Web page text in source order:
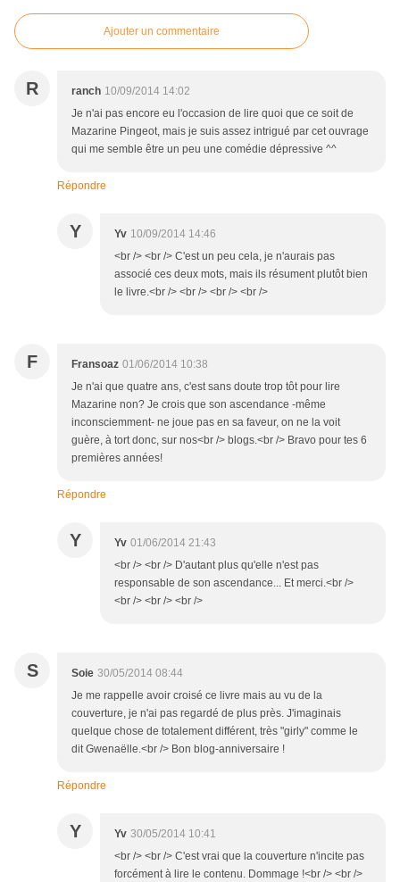
Ajouter un commentaire
R ranch 10/09/2014 14:02
Je n'ai pas encore eu l'occasion de lire quoi que ce soit de
Mazarine Pingeot, mais je suis assez intrigué par cet ouvrage
qui me semble être un peu une comédie dépressive ^^
Répondre
Y Yv 10/09/2014 14:46
<br /> <br /> C'est un peu cela, je n'aurais pas
associé ces deux mots, mais ils résument plutôt bien
le livre.<br /> <br /> <br /> <br />
F Fransoaz 01/06/2014 10:38
Je n'ai que quatre ans, c'est sans doute trop tôt pour lire
Mazarine non? Je crois que son ascendance -même
inconsciemment- ne joue pas en sa faveur, on ne la voit
guère, à tort donc, sur nos<br /> blogs.<br /> Bravo pour tes 6
premières années!
Répondre
Y Yv 01/06/2014 21:43
<br /> <br /> D'autant plus qu'elle n'est pas
responsable de son ascendance... Et merci.<br />
<br /> <br /> <br />
S Soie 30/05/2014 08:44
Je me rappelle avoir croisé ce livre mais au vu de la
couverture, je n'ai pas regardé de plus près. J'imaginais
quelque chose de totalement différent, très "girly" comme le
dit Gwenaëlle.<br /> Bon blog-anniversaire !
Répondre
Y Yv 30/05/2014 10:41
<br /> <br /> C'est vrai que la couverture n'incite pas
forcément à lire le contenu. Dommage !<br /> <br />